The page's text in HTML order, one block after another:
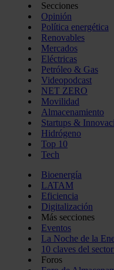
Secciones
Opinión
Política energética
Renovables
Mercados
Eléctricas
Petróleo & Gas
Videopodcast
NET ZERO
Movilidad
Almacenamiento
Startups &
Hidrógeno
Top 10
Tech
Bioenergía
LATAM
Eficiencia
Digitalización
Más secciones
Eventos
La Noche de la
10 claves del
Foros